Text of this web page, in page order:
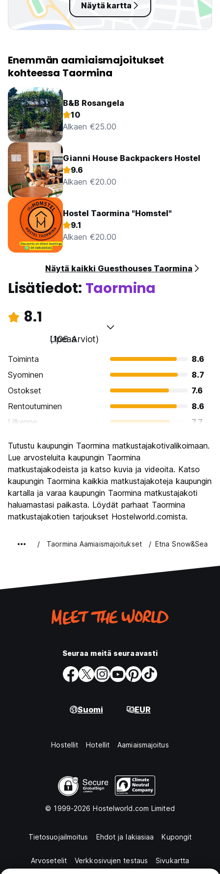
Näytä kartta
Enemmän aamiaismajoitukset
kohteessa Taormina
B&B Rosangela
10
Alkaen €25.00
Gianni House Backpackers Hostel
9.6
Alkaen €20.00
Hostel Taormina "Homstel"
9.1
Alkaen €20.00
Näytä kaikki Guesthouses Taormina
Lisätiedot: Taormina
8.1
Upeaa
(106 Arviot)
Toiminta
8.6
Syominen
8.7
Ostokset
7.6
Rentoutuminen
8.6
Liikenne
7.7
Kulttuuri
Yöelämä
7.1
Rahanarvoinen
7.3
Tutustu kaupungin Taormina matkustajakotivalikoimaan.
Lue arvosteluita kaupungin Taormina
matkustajakodeista ja katso kuvia ja videoita. Katso
kaupungin Taormina kaikkia matkustajakoteja kaupungin
kartalla ja varaa kaupungin Taormina matkustajakoti
haluamastasi paikasta. Löydät parhaat Taormina
matkustajakotien tarjoukset Hostelworld.comista.
Taormina Aamiaismajoitukset Etna Snow&Sea
Seuraa meitä seuraavasti
Suomi EUR
Hostellit Hotellit Aamiaismajoitus
© 1999-2026 Hostelworld.com Limited
Tietosuojailmoitus Ehdot ja lakiasiaa Kupongit
Arvosetelit Verkkosivujen testaus Sivukartta